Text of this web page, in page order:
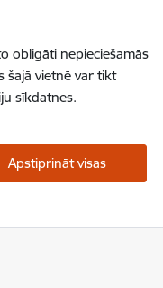
obligāti nepieciešamās
šajā vietnē var tikt
sīkdatnes.
Apstiprināt visas